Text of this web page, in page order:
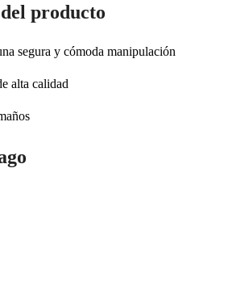
producto
segura y cómoda manipulación
alta calidad